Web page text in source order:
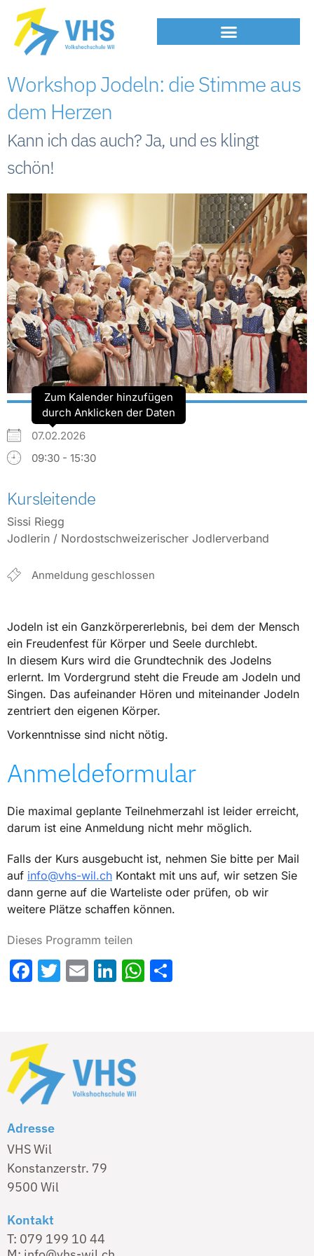
Workshop Jodeln: die Stimme aus
dem Herzen
Kann ich das auch? Ja, und es klingt
schön!
07.02.2026
Zum Kalender hinzufügen
durch Anklicken der Daten
09:30 - 15:30
Kursleitende
Sissi Riegg
Jodlerin / Nordostschweizerischer Jodlerverband
Anmeldung geschlossen
Jodeln ist ein Ganzkörpererlebnis, bei dem der Mensch
ein Freudenfest für Körper und Seele durchlebt.
In diesem Kurs wird die Grundtechnik des Jodelns
erlernt. Im Vordergrund steht die Freude am Jodeln und
Singen. Das aufeinander Hören und miteinander Jodeln
zentriert den eigenen Körper.
Vorkenntnisse sind nicht nötig.
Anmeldeformular
Die maximal geplante Teilnehmerzahl ist leider erreicht,
darum ist eine Anmeldung nicht mehr möglich.
Falls der Kurs ausgebucht ist, nehmen Sie bitte per Mail
auf info@vhs-wil.ch Kontakt mit uns auf, wir setzen Sie
dann gerne auf die Warteliste oder prüfen, ob wir
weitere Plätze schaffen können.
Dieses Programm teilen
Facebook
Twitter
EmailLinkedIn
WhatsApp
Adresse
VHS Wil
Konstanzerstr. 79
9500 Wil
Kontakt
T: 079 199 10 44